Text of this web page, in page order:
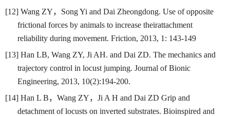
[12] Wang ZY， Song Yi and Dai Zheongdong. Use of opposite
frictional forces by animals to increase theirattachment
reliability during movement. Friction, 2013, 1: 143-149
[13] Han LB, Wang ZY, Ji AH. and Dai ZD. The mechanics and
trajectory control in locust jumping. Journal of Bionic
Engineering, 2013, 10(2):194-200.
[14] Han L B， Wang ZY， Ji A H and Dai ZD Grip and
detachment of locusts on inverted substrates. Bioinspired and